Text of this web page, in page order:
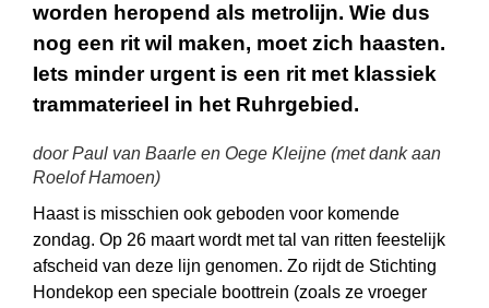
worden heropend als metrolijn. Wie dus
nog een rit wil maken, moet zich haasten.
Iets minder urgent is een rit met klassiek
trammaterieel in het Ruhrgebied.
door Paul van Baarle en Oege Kleijne (met dank aan
Roelof Hamoen)
Haast is misschien ook geboden voor komende
zondag. Op 26 maart wordt met tal van ritten feestelijk
afscheid van deze lijn genomen. Zo rijdt de Stichting
Hondekop een speciale boottrein (zoals ze vroeger